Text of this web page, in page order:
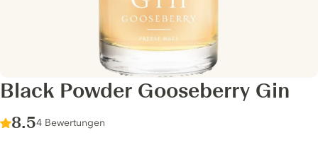
Black Powder Gooseberry Gin
Score :
8.5/ 10
4 Bewertungen